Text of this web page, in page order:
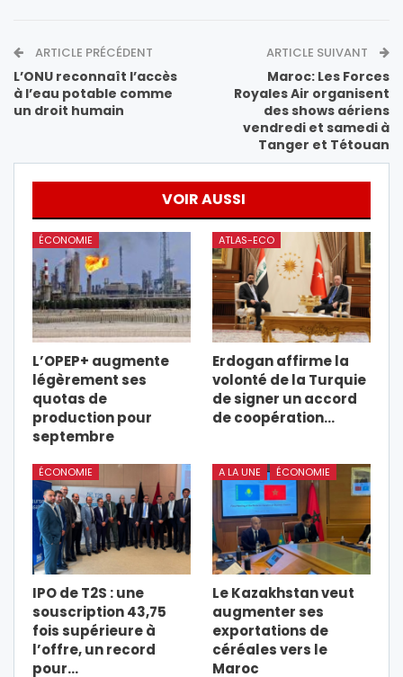
ARTICLE PRÉCÉDENT
L’ONU reconnaît l’accès
à l’eau potable comme
un droit humain
ARTICLE SUIVANT
Maroc: Les Forces
Royales Air organisent
des shows aériens
vendredi et samedi à
Tanger et Tétouan
VOIR AUSSI
ÉCONOMIE
L’OPEP+ augmente
légèrement ses
quotas de
production pour
septembre
ATLAS-ECO
Erdogan affirme la
volonté de la Turquie
de signer un accord
de coopération…
ÉCONOMIE
IPO de T2S : une
souscription 43,75
fois supérieure à
l’offre, un record
pour…
A LA UNE ÉCONOMIE
Le Kazakhstan veut
augmenter ses
exportations de
céréales vers le
Maroc